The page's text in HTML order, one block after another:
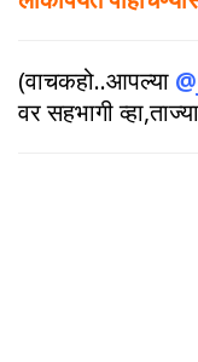
(वाचकहो..आपल्या
वर सहभागी